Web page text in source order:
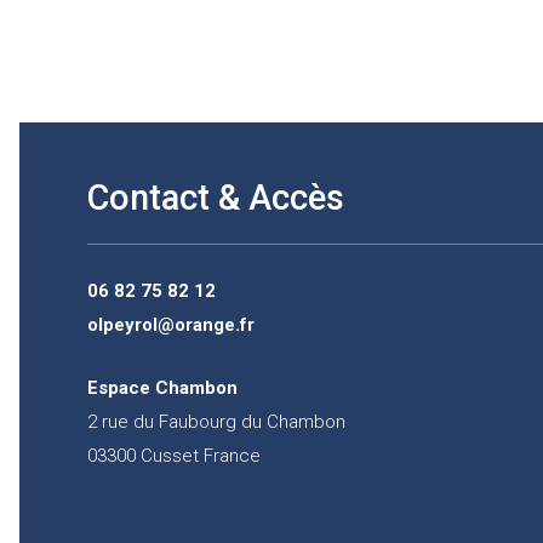
Contact & Accès
06 82 75 82 12
olpeyrol@orange.fr
Espace Chambon
2 rue du Faubourg du Chambon
03300 Cusset France